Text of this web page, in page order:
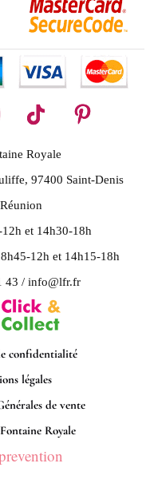
Royale
97400 Saint-Denis
et 14h30-18h
12h et 14h15-18h
43 / info@lfr.fr
confidentialité
légales
de vente
Royale